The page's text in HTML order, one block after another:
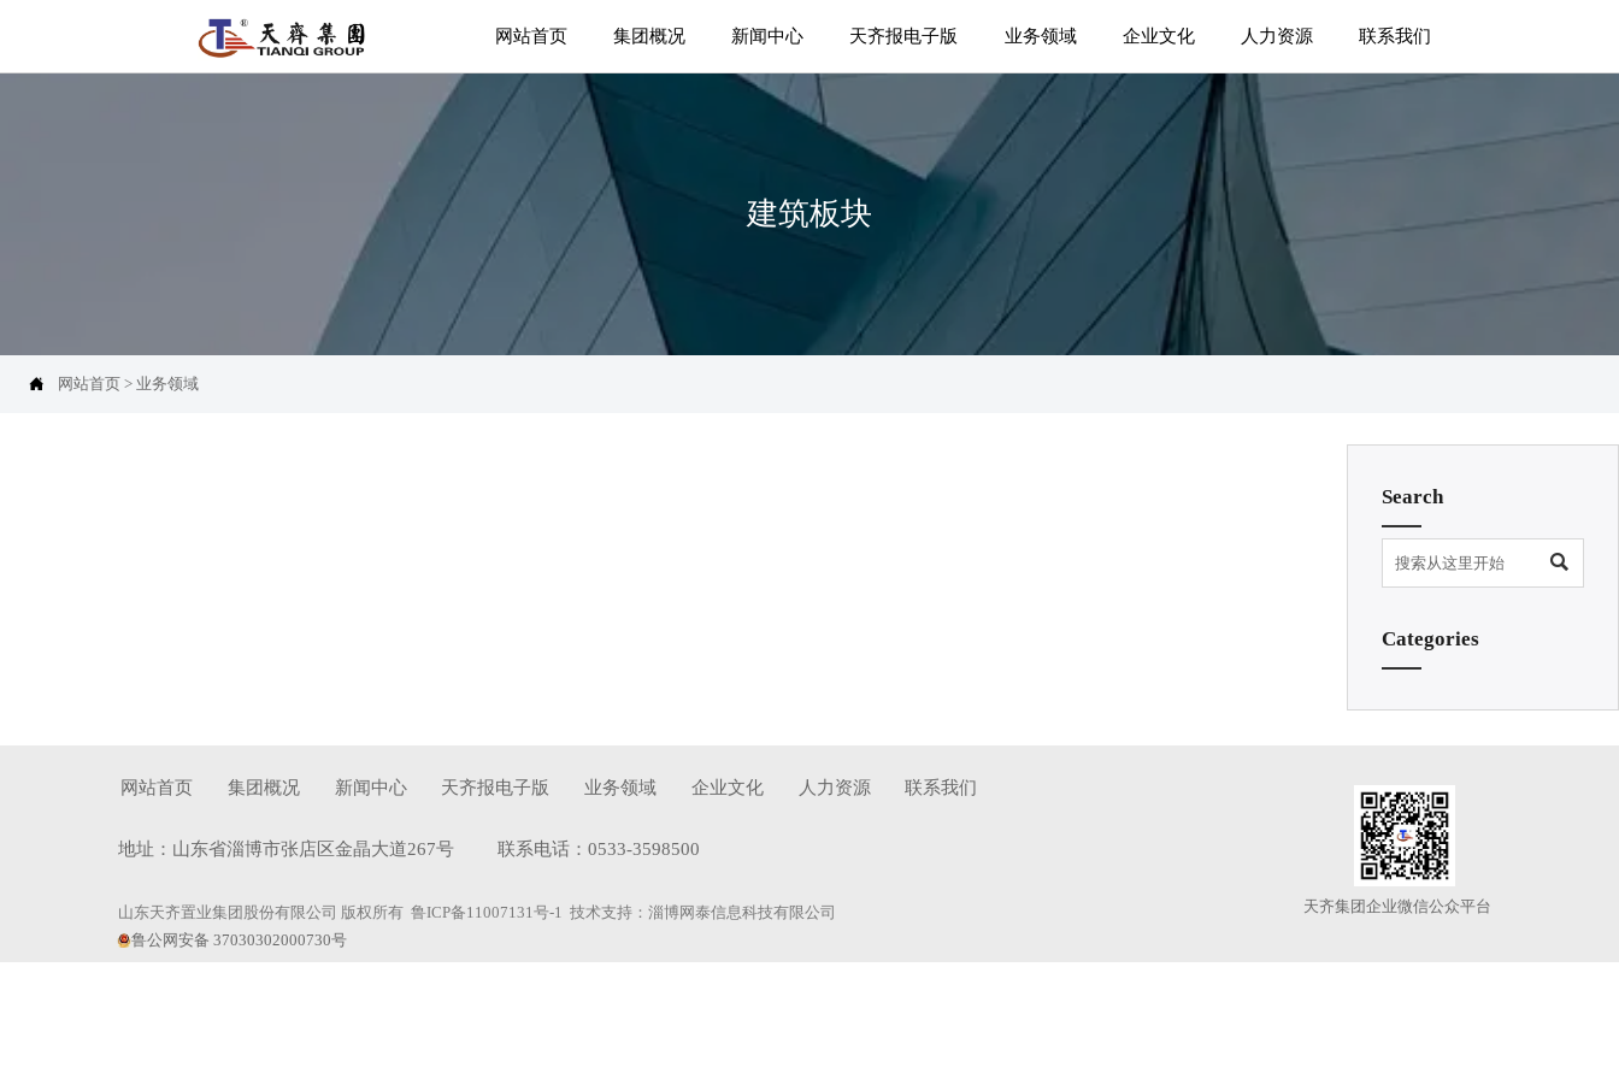
网站首页 集团概况 新闻中心 天齐报电子版 业务领域 企业文化 人力资源 联系我们
建筑板块
 网站首页 >业务领域
Search

Categories
网站首页 集团概况 新闻中心 天齐报电子版 业务领域 企业文化 人力资源 联系我们
地址：山东省淄博市张店区金晶大道267号 联系电话：0533-3598500
山东天齐置业集团股份有限公司 版权所有 鲁ICP备11007131号-1 技术支持： 淄博网泰信息科技有限公司
鲁公网安备 37030302000730号
天齐集团企业微信公众平台